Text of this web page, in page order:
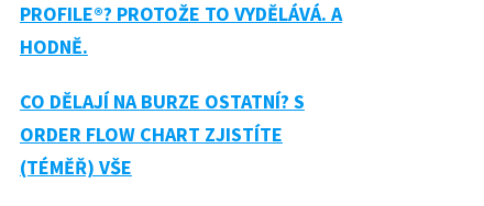
PROFILE®? PROTOŽE TO VYDĚLÁVÁ. A
HODNĚ.
CO DĚLAJÍ NA BURZE OSTATNÍ? S
ORDER FLOW CHART ZJISTÍTE
(TÉMĚŘ) VŠE